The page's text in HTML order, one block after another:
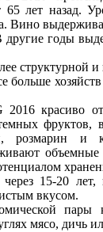
лет назад.
Вино
другие годы
структурной
больше
красиво
фруктов,
розмарин и
15-20 лет,
вкусом.
мясо, дичь